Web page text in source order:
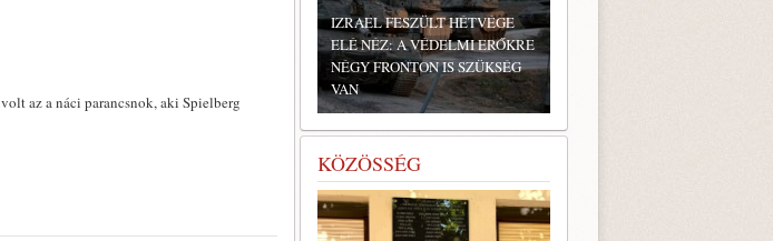
az a náci parancsnok, aki Spielberg
IZRAEL FESZÜLT HÉTVÉGE
ELÉ NÉZ: A VÉDELMI ERŐKRE
NÉGY FRONTON IS SZÜKSÉG
VAN
KÖZÖSSÉG